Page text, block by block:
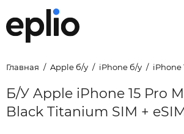
Главная Apple б/у iPhone б/у iPhone
Б/У Apple iPhone 15 Pro
Black Titanium SIM +